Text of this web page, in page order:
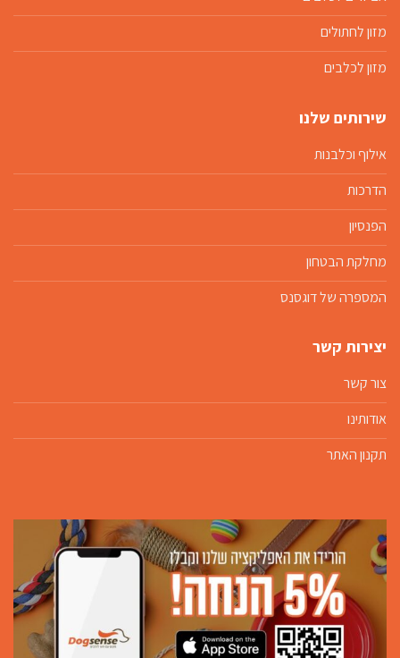
מזון לחתולים
מזון לכלבים
שירותים שלנו
אילוף וכלבנות
הדרכות
הפנסיון
מחלקת הבטחון
המספרה של דוגסנס
יצירות קשר
צור קשר
אודותינו
תקנון האתר